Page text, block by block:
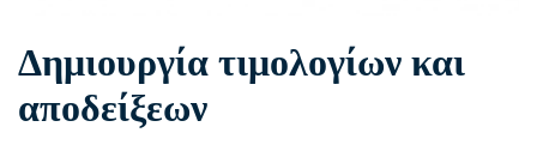
Δημιουργία τιμολογίων και
αποδείξεων